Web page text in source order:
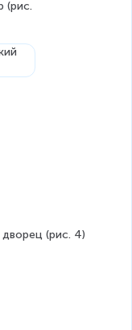
(рис.
дворец (рис. 4)